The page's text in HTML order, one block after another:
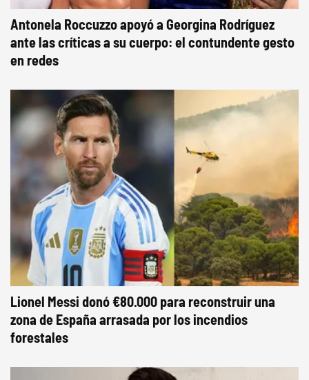
Antonela Roccuzzo apoyó a Georgina Rodríguez
ante las críticas a su cuerpo: el contundente gesto
en redes
Lionel Messi donó €80.000 para reconstruir una
zona de España arrasada por los incendios
forestales